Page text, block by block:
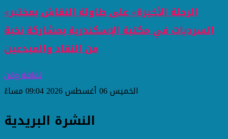
«الرحلة الأخيرة» على طاولة النقاش بمختبر
السرديات في مكتبة الإسكندرية بمشاركة نخبة
من النقاد والمبدعين
ثقافة وفن
الخميس 06 أغسطس 2026 09:04 مساءً
النشرة البريدية